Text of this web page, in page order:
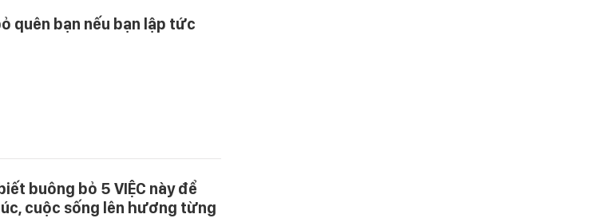
quên bạn nếu bạn lập tức
buông bỏ 5 VIỆC này để
cuộc sống lên hương từng